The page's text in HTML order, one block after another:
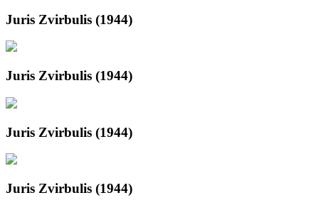
Juris Zvirbulis (1944)
Juris Zvirbulis (1944)
Juris Zvirbulis (1944)
Juris Zvirbulis (1944)